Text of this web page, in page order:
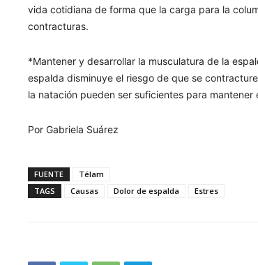
vida cotidiana de forma que la carga para la
contracturas.
*Mantener y desarrollar la musculatura de la
espalda disminuye el riesgo de que se
la natación pueden ser suficientes para
Por Gabriela Suárez
FUENTE
Télam
TAGS
Causas Dolor de espalda Estres